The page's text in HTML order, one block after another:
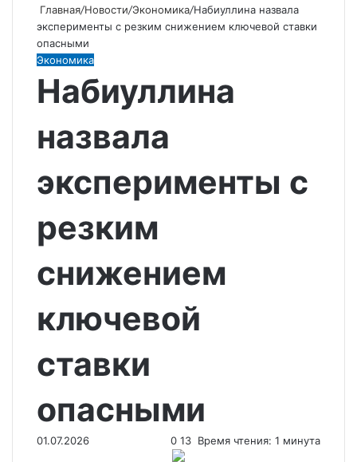
Главная/Новости/Экономика/Набиуллина назвала
эксперименты с резким снижением ключевой ставки
опасными
Экономика
Набиуллина
назвала
эксперименты с
резким
снижением
ключевой
ставки
опасными
01.07.2026 0 13 Время чтения: 1 минута